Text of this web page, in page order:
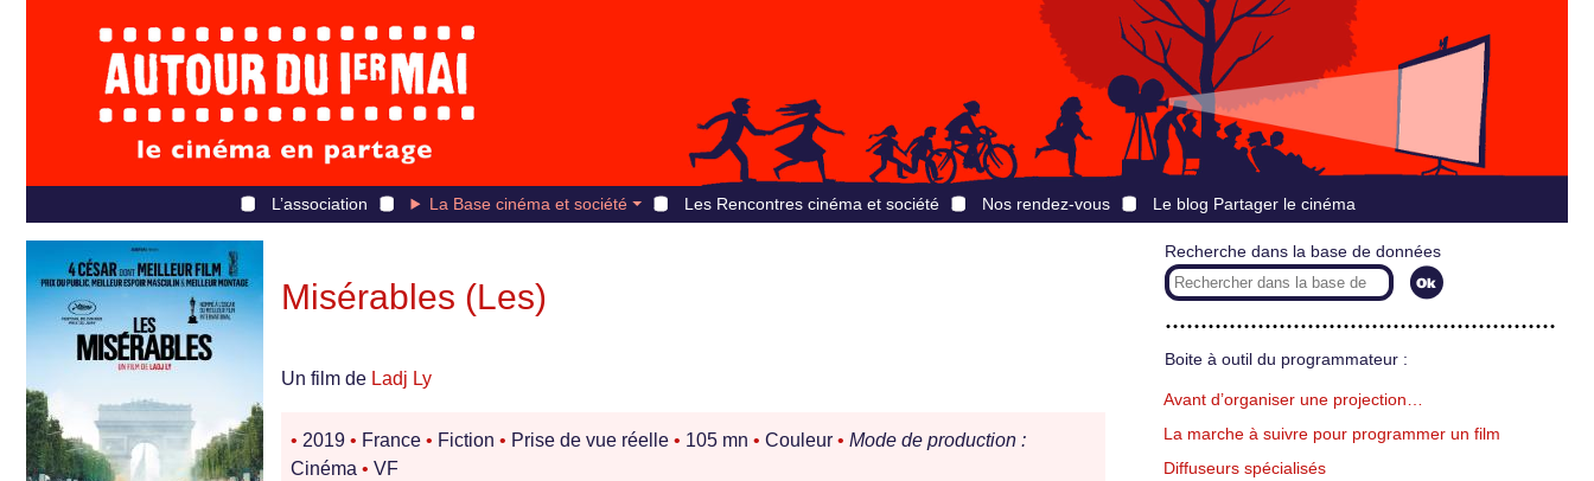
L’association La Base cinéma et société Les Rencontres cinéma et société Nos rendez-vous Le blog Partager le cinéma
Misérables (Les)
Un film de Ladj Ly
• 2019 • France • Fiction • Prise de vue réelle • 105 mn • Couleur • Mode de production :
Cinéma • VF
Recherche dans la base de données
Boite à outil du programmateur :
Avant d’organiser une projection…
La marche à suivre pour programmer un film
Diffuseurs spécialisés